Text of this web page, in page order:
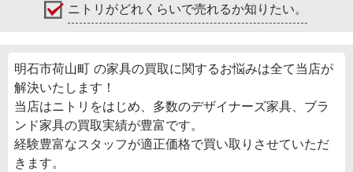
ニトリがどれくらいで売れるか知りたい。
明石市荷山町 の家具の買取に関するお悩みは全て当店が
解決いたします！
当店はニトリをはじめ、多数のデザイナーズ家具、ブラ
ンド家具の買取実績が豊富です。
経験豊富なスタッフが適正価格で買い取りさせていただ
きます。